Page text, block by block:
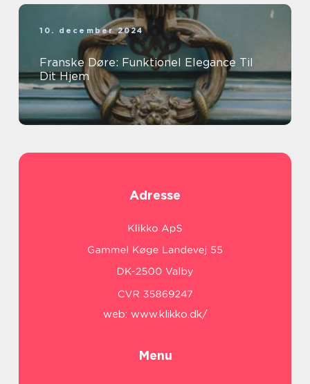
10. december 2024
Franske Døre: Funktionel Elegance Til
Dit Hjem
Adresse
web: www.klikko.dk/
Menu